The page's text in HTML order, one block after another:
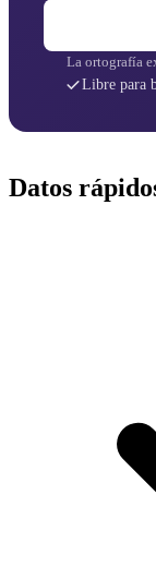
La ortografía
Libre para
Datos